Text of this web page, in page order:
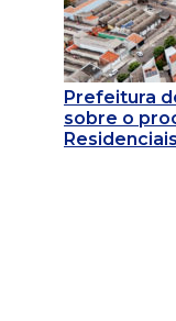
Prefeitura
sobre o